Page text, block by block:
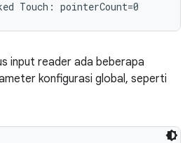
input reader ada beberapa
konfigurasi global, seperti